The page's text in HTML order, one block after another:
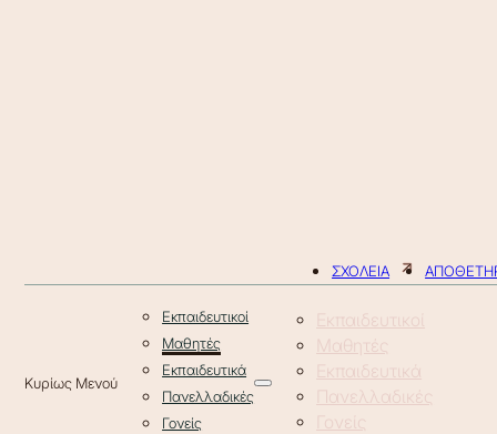
ΣΧΟΛΕΙΑ
Εκπαιδευτικοί
Μαθητές
Εκπαιδευτικά
Πανελλαδικές
Γονείς
Εκπαιδευτικοί
Μαθητές
Εκπαιδευτικά
Πανελλαδικές
Γονείς